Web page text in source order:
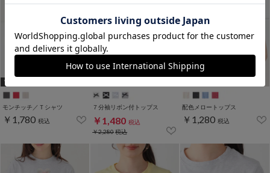
WEB限定ｻｲｽﾞ[3L]
モンチッチ／Ｔシャツ
￥1,780 税込
７分袖リボン付トップス
￥1,480 税込
￥2,280税込
配色メロートップス
￥1,280 税込